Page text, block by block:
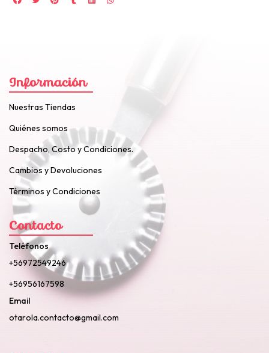
Información
Nuestras Tiendas
Quiénes somos
Despacho, Costo y Condiciones.
Cambios y Devoluciones
Términos y Condiciones
Contacto
Teléfonos
+56972549246
+56956167598
Email
otarola.contacto@gmail.com